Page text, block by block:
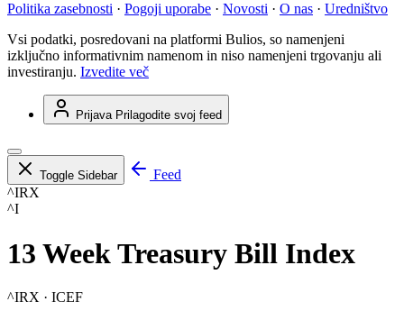
Politika zasebnosti · Pogoji uporabe · Novosti · O nas · Uredništvo
Vsi podatki, posredovani na platformi Bulios, so namenjeni
izključno informativnim namenom in niso namenjeni trgovanju ali
investiranju. Izvedite več
Prijava Prilagodite svoj feed
Toggle Sidebar
Feed
^IRX
^I
13 Week Treasury Bill Index
^IRX · ICEF